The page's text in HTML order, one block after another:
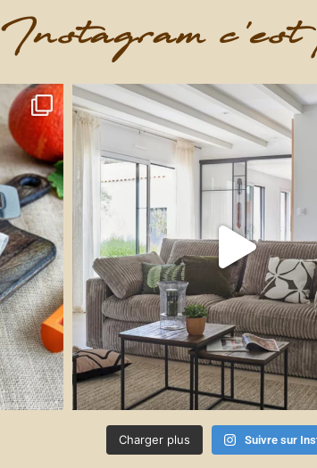
Instagram
Charger plus Suivre sur